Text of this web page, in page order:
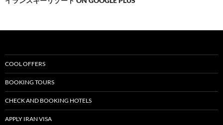
COOL OFFERS
BOOKING TOURS
CHECK AND BOOKING HOTELS
APPLY IRAN VISA